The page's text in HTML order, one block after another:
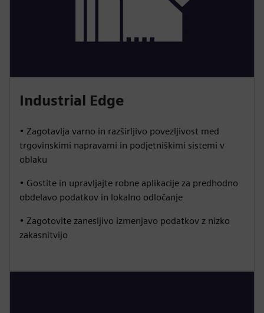
Industrial Edge
• Zagotavlja varno in razširljivo povezljivost med
trgovinskimi napravami in podjetniškimi sistemi v
oblaku
• Gostite in upravljajte robne aplikacije za predhodno
obdelavo podatkov in lokalno odločanje
• Zagotovite zanesljivo izmenjavo podatkov z nizko
zakasnitvijo